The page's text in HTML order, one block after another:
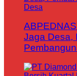
Jaga Desa,